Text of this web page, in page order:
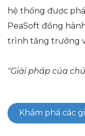
hệ thống được
PeaSoft đồng
trình tăng trưởng
"Giải pháp của
Khám phá các